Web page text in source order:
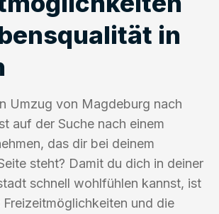
in
Umzug von Magdeburg nach
auf der Suche nach einem
das dir bei deinem
steht? Damit du dich in deiner
schnell wohlfühlen kannst, ist
und die